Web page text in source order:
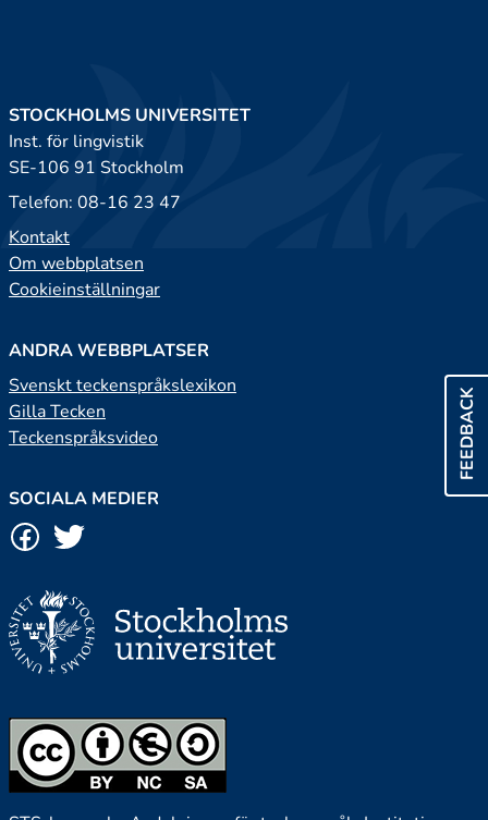
FEEDBACK
STOCKHOLMS UNIVERSITET
Inst. för lingvistik
SE-106 91 Stockholm
Telefon: 08-16 23 47
Kontakt
Om webbplatsen
Cookieinställningar
ANDRA WEBBPLATSER
Svenskt teckenspråkslexikon
Gilla Tecken
Teckenspråksvideo
SOCIALA MEDIER